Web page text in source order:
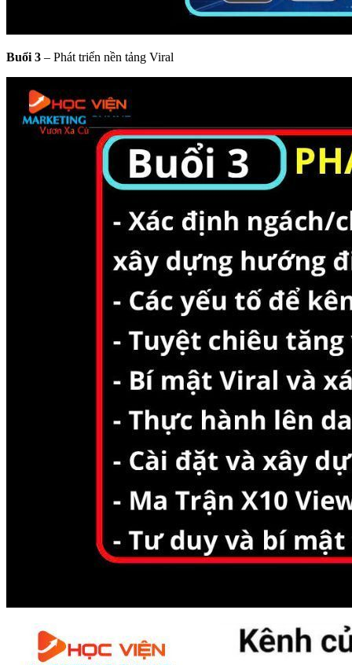
Buổi 3 – Phát triển nền tảng Viral